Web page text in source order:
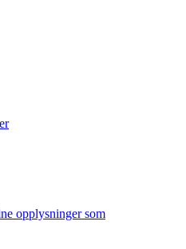
opplysninger som